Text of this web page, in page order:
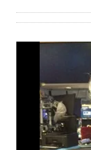
Mit der
Hinweise dazu